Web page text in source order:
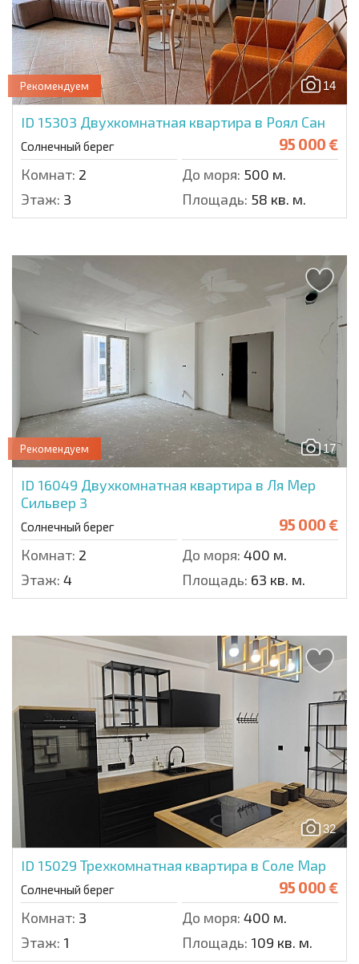
14
Рекомендуем
ID 15303 Двухкомнатная квартира в Роял Сан
Солнечный берег 95 000 €
Комнат: 2 До моря: 500 м.
Этаж: 3 Площадь: 58 кв. м.
17
Рекомендуем
ID 16049 Двухкомнатная квартира в Ля Мер
Сильвер 3
Солнечный берег 95 000 €
Комнат: 2 До моря: 400 м.
Этаж: 4 Площадь: 63 кв. м.
32
ID 15029 Трехкомнатная квартира в Соле Мар
Солнечный берег 95 000 €
Комнат: 3 До моря: 400 м.
Этаж: 1 Площадь: 109 кв. м.